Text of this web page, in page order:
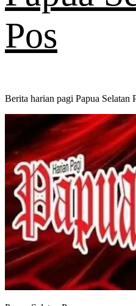
Pos
Berita harian pagi Papua Selatan
Primary